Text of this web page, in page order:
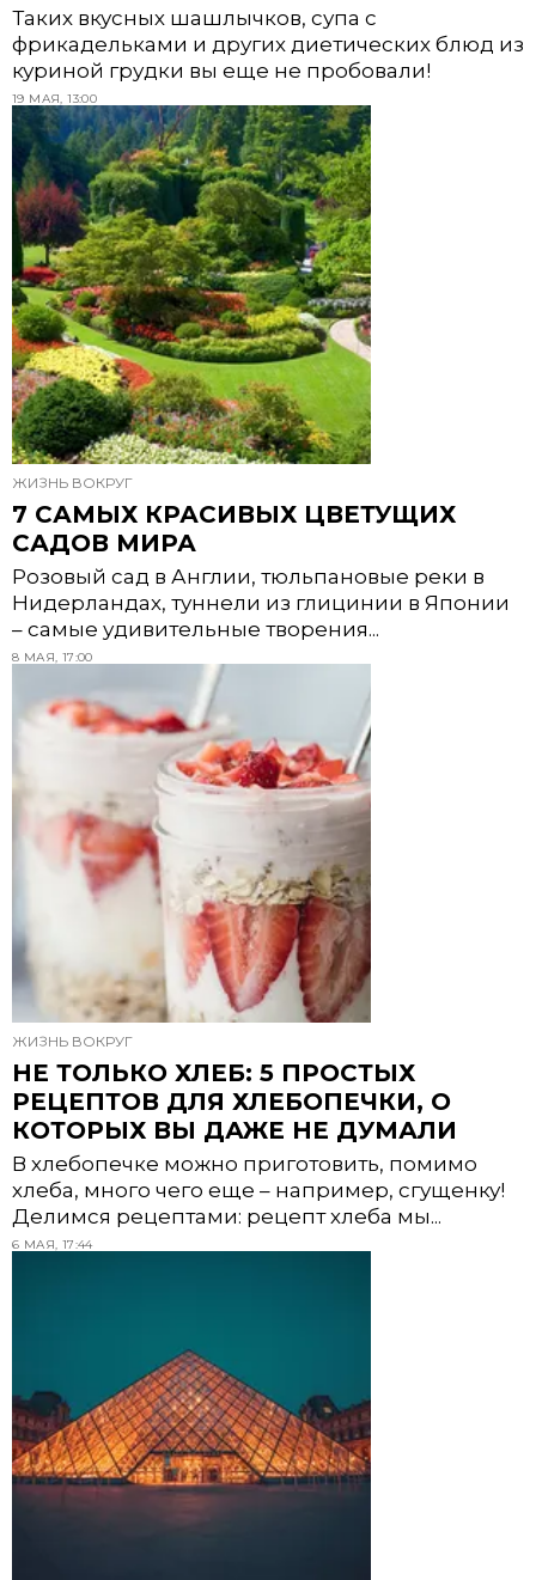
Таких вкусных шашлычков, супа с
фрикадельками и других диетических блюд из
куриной грудки вы еще не пробовали!
19 МАЯ, 13:00
ЖИЗНЬ ВОКРУГ
7 САМЫХ КРАСИВЫХ ЦВЕТУЩИХ
САДОВ МИРА
Розовый сад в Англии, тюльпановые реки в
Нидерландах, туннели из глицинии в Японии
– самые удивительные творения...
8 МАЯ, 17:00
ЖИЗНЬ ВОКРУГ
НЕ ТОЛЬКО ХЛЕБ: 5 ПРОСТЫХ
РЕЦЕПТОВ ДЛЯ ХЛЕБОПЕЧКИ, О
КОТОРЫХ ВЫ ДАЖЕ НЕ ДУМАЛИ
В хлебопечке можно приготовить, помимо
хлеба, много чего еще – например, сгущенку!
Делимся рецептами: рецепт хлеба мы...
6 МАЯ, 17:44